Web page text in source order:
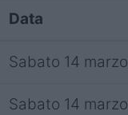
Data
Sabato 14 marzo
Sabato 14 marzo